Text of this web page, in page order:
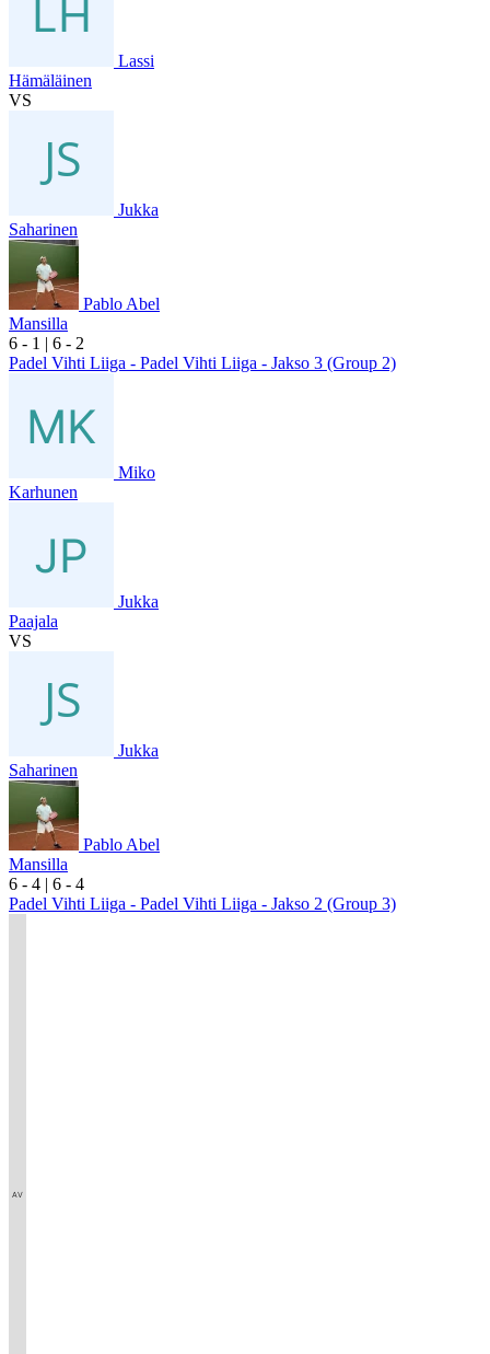
Lassi
Hämäläinen
VS
Jukka
Saharinen
Pablo Abel
Mansilla
6 - 1 | 6 - 2
Padel Vihti Liiga - Padel Vihti Liiga - Jakso 3 (Group 2)
Miko
Karhunen
Jukka
Paajala
VS
Jukka
Saharinen
Pablo Abel
Mansilla
6 - 4 | 6 - 4
Padel Vihti Liiga - Padel Vihti Liiga - Jakso 2 (Group 3)